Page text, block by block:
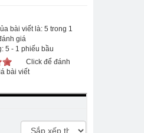
bài viết là: 5 trong 1
giá
5 - 1 phiếu bầu
Click để đánh
bài viết